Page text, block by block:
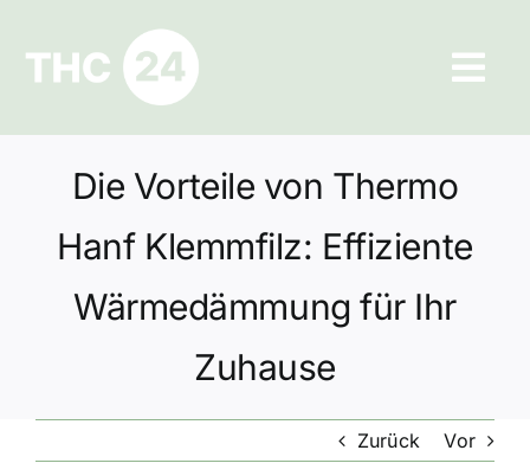
springen
Ratgeber
Datenschutz
Die Vorteile von Thermo
Hanf Klemmfilz: Effiziente
Wärmedämmung für Ihr
Zuhause
Zurück Vor